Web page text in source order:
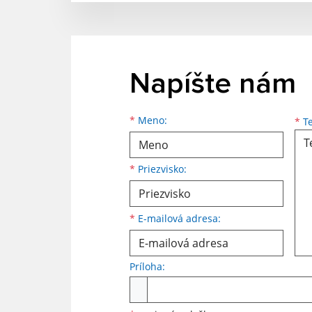
Napíšte nám
* Meno:
* Priezvisko:
* E-mailová adresa:
*
Príloha: